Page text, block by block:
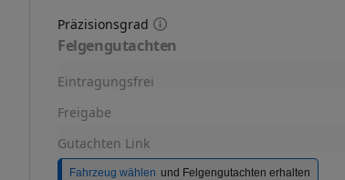
Präzisionsgrad
Felgengutachten
Eintragungsfrei
Freigabe
Gutachten Link
Fahrzeug wählen und Felgengutachten erhalten